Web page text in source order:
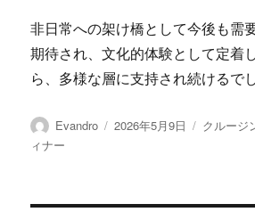
非日常への架け橋として今後も需
期待され、文化的体験として定着
ら、多様な層に支持され続けるで
投
稿
Evandro
投
2026年5月9日
カ
クルージ
ィナー